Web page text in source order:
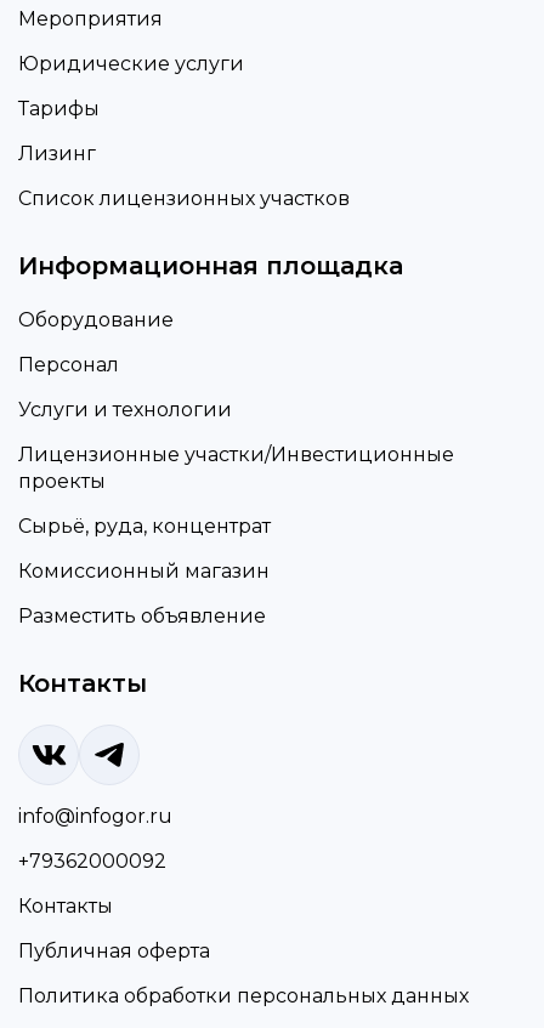
Мероприятия
Юридические услуги
Тарифы
Лизинг
Список лицензионных участков
Информационная площадка
Оборудование
Персонал
Услуги и технологии
Лицензионные участки/Инвестиционные
проекты
Сырьё, руда, концентрат
Комиссионный магазин
Разместить объявление
Контакты
info@infogor.ru
+79362000092
Контакты
Публичная оферта
Политика обработки персональных данных